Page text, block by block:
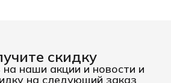
скидку
наши акции и новости и
на следующий заказ